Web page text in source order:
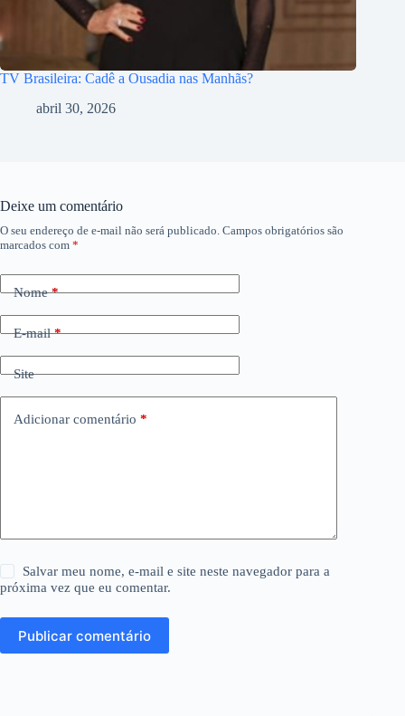
TV Brasileira: Cadê a Ousadia nas Manhãs?
abril 30, 2026
Deixe um comentário
O seu endereço de e-mail não será publicado. Campos obrigatórios são
marcados com *
Nome*
E-mail*
Site
Adicionar comentário *
Salvar meu nome, e-mail e site neste navegador para a
próxima vez que eu comentar.
Publicar comentário